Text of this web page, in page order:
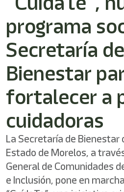
programa
Secretaría de
Bienestar
fortalecer a
cuidadoras
La Secretaría de Bienestar
Estado de Morelos, a
General de Comunidades
e Inclusión, pone en